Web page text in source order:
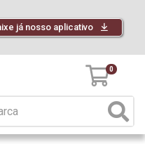
já nosso aplicativo
0